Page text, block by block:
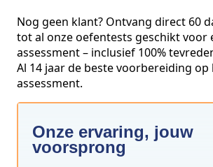
Nog geen klant? Ontvang direct 60
tot al onze oefentests geschikt voor
assessment – inclusief 100%
Al 14 jaar de beste voorbereiding op
assessment.
Onze ervaring, jouw
voorsprong